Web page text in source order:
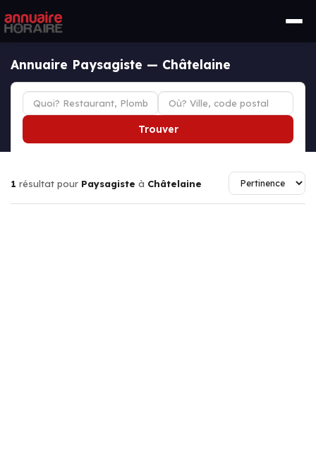
Annuaire Paysagiste — Châtelaine
Trouver
1 résultat pour Paysagiste à Châtelaine